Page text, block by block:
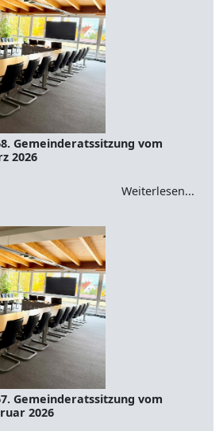
Gemeinderatssitzung vom
2026
Weiterlesen...
Gemeinderatssitzung vom
2026